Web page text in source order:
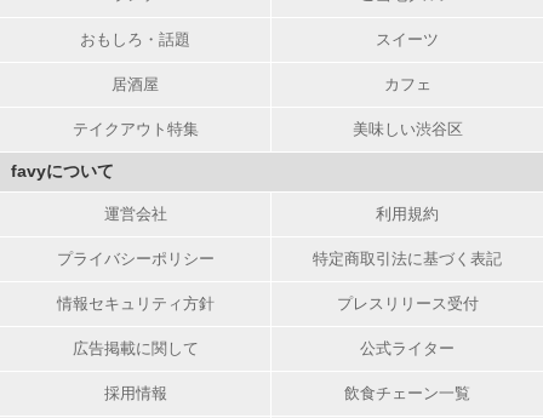
おもしろ・話題 スイーツ
居酒屋 カフェ
テイクアウト特集 美味しい渋谷区
favyについて
運営会社 利用規約
プライバシーポリシー 特定商取引法に基づく表記
情報セキュリティ方針 プレスリリース受付
広告掲載に関して 公式ライター
採用情報 飲食チェーン一覧